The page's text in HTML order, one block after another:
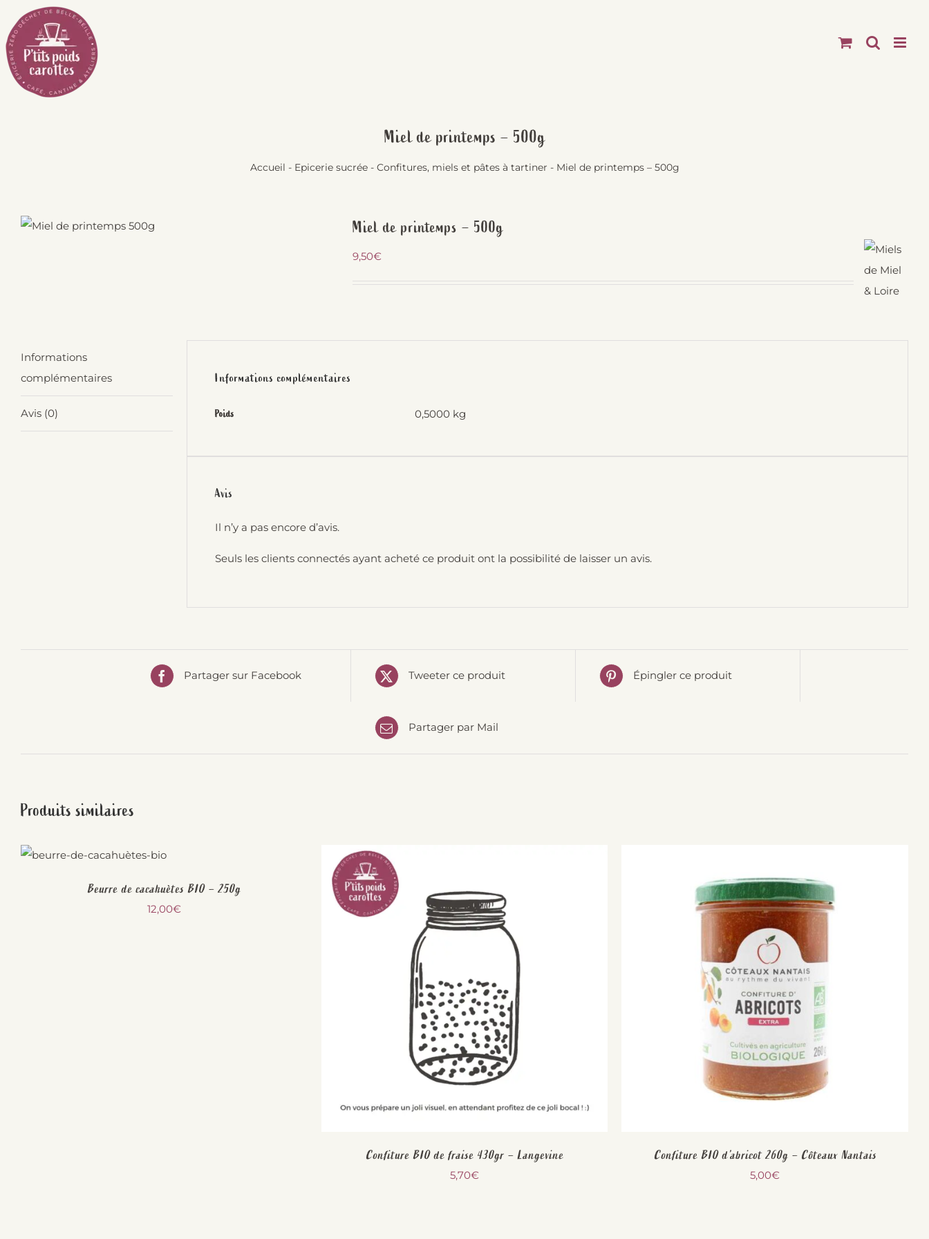
Passer
au
contenu
Miel de printemps – 500g
Accueil - Epicerie sucrée- Confitures, miels et pâtes à tartiner - Miel de printemps – 500g
Miel de printemps – 500g
9,50€
Informations
complémentaires
Avis (0)
Informations complémentaires
Poids 0,5000 kg
Avis
Il n’y a pas encore d’avis.
Seuls les clients connectés ayant acheté ce produit ont la possibilité de laisser un avis.
Partager sur Facebook Tweeter ce produit Épingler ce produit
Partager par Mail
Produits similaires
Beurre de cacahuètes BIO – 250g
12,00€
Confiture BIO de fraise 430gr – Langevine
5,70€
Confiture BIO d’abricot 260g – Côteaux Nantais
5,00€